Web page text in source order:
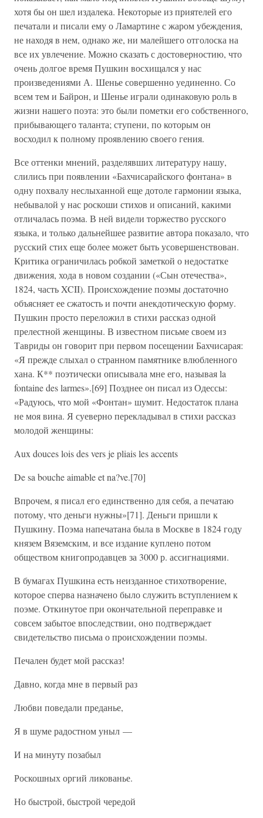
хотя бы он шел издалека. Некоторые из приятелей его
печатали и писали ему о Ламартине с жаром убеждения,
не находя в нем, однако же, ни малейшего отголоска на
все их увлечение. Можно сказать с достоверностию, что
очень долгое время Пушкин восхищался у нас
произведениями А. Шенье совершенно уединенно. Со
всем тем и Байрон, и Шенье играли одинаковую роль в
жизни нашего поэта: это были пометки его собственного,
прибывающего таланта; ступени, по которым он
восходил к полному проявлению своего гения.
Все оттенки мнений, разделявших литературу нашу,
слились при появлении «Бахчисарайского фонтана» в
одну похвалу неслыханной еще дотоле гармонии языка,
небывалой у нас роскоши стихов и описаний, какими
отличалась поэма. В ней видели торжество русского
языка, и только дальнейшее развитие автора показало, что
русский стих еще более может быть усовершенствован.
Критика ограничилась робкой заметкой о недостатке
движения, хода в новом создании («Сын отечества»,
1824, часть XCII). Происхождение поэмы достаточно
объясняет ее сжатость и почти анекдотическую форму.
Пушкин просто переложил в стихи рассказ одной
прелестной женщины. В известном письме своем из
Тавриды он говорит при первом посещении Бахчисарая:
«Я прежде слыхал о странном памятнике влюбленного
хана. К** поэтически описывала мне его, называя la
fontaine des larmes».[69] Позднее он писал из Одессы:
«Радуюсь, что мой «Фонтан» шумит. Недостаток плана
не моя вина. Я суеверно перекладывал в стихи рассказ
молодой женщины:
Aux douces lois des vers je pliais les accents
De sa bouche aimable et na?ve.[70]
Впрочем, я писал его единственно для себя, а печатаю
потому, что деньги нужны»[71]. Деньги пришли к
Пушкину. Поэма напечатана была в Москве в 1824 году
князем Вяземским, и все издание куплено потом
обществом книгопродавцев за 3000 р. ассигнациями.
В бумагах Пушкина есть неизданное стихотворение,
которое сперва назначено было служить вступлением к
поэме. Откинутое при окончательной переправке и
совсем забытое впоследствии, оно подтверждает
свидетельство письма о происхождении поэмы.
Печален будет мой рассказ!
Давно, когда мне в первый раз
Любви поведали преданье,
Я в шуме радостном уныл —
И на минуту позабыл
Роскошных оргий ликованье.
Но быстрой, быстрой чередой